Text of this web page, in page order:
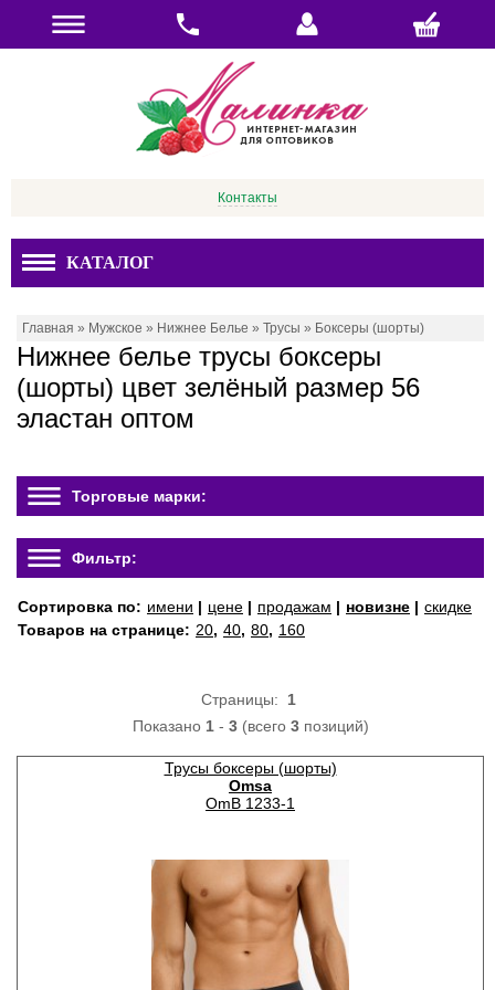
Контакты
КАТАЛОГ
Главная » Мужское » Нижнее Белье » Трусы » Боксеры (шорты)
Нижнее белье трусы боксеры
(шорты) цвет зелёный размер 56
эластан оптом
Торговые марки:
Фильтр:
Сортировка по: имени | цене | продажам | новизне | скидке
Товаров на странице: 20, 40, 80, 160
Страницы: 1
Показано 1- 3(всего 3позиций)
Трусы боксеры (шорты)
Omsa
OmB 1233-1